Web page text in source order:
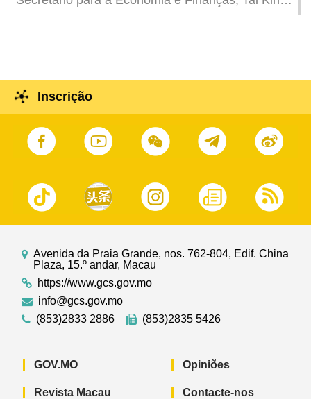
Inscrição
Avenida da Praia Grande, nos. 762-804, Edif. China
Plaza, 15.º andar, Macau
https://www.gcs.gov.mo
info@gcs.gov.mo
(853)2833 2886
(853)2835 5426
GOV.MO
Revista Macau
Opiniões
Contacte-nos